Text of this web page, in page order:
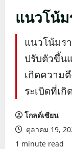
แนวโน้ม
แนวโน้มร
ปรับตัวขึ้น
เกิดความ
ระเบิดที่เ
โกลด์เซียน
ตุลาคม 19,
1 minute read